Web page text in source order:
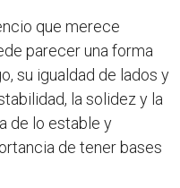
que merece
parecer una forma
su igualdad de lados y
la solidez y la
de lo estable y
de tener bases